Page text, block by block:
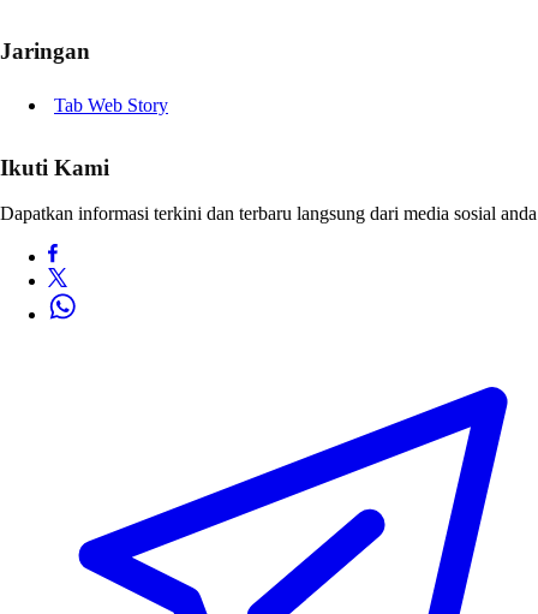
Jaringan
Tab Web Story
Ikuti Kami
Dapatkan informasi terkini dan terbaru langsung dari media sosial anda